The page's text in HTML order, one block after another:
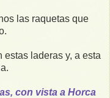
las raquetas que
laderas y, a esta
con vista a Horca